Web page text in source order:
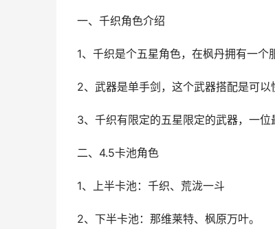
一、千织角色介绍
1、千织是个五星角色，在枫丹拥有一个
2、武器是单手剑，这个武器搭配是可
3、千织有限定的五星限定的武器，一位
二、4.5卡池角色
1、上半卡池：千织、荒泷一斗
2、下半卡池：那维莱特、枫原万叶。